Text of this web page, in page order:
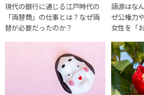
現代の銀行に通じる江戸時代の
「両替商」の仕事とは？なぜ両
替が必要だったのか？
語源はな
ぜ公権力
女性を「